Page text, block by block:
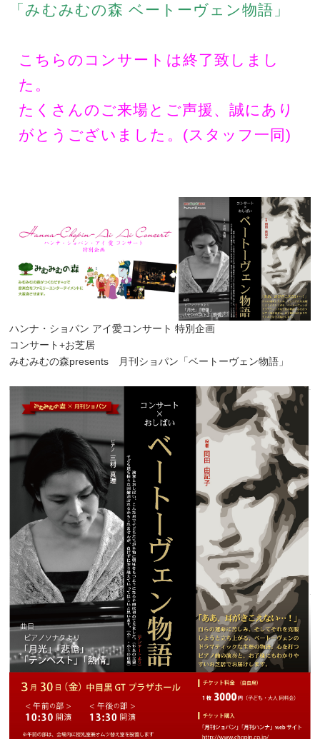
「みむみむの森 ベートーヴェン物語」
こちらのコンサートは終了致しまし
た。
たくさんのご来場とご声援、誠にあり
がとうございました。(スタッフ一同)
ハンナ・ショパン アイ愛コンサート 特別企画
コンサート+お芝居
みむみむの森presents 月刊ショパン「ベートーヴェン物語」